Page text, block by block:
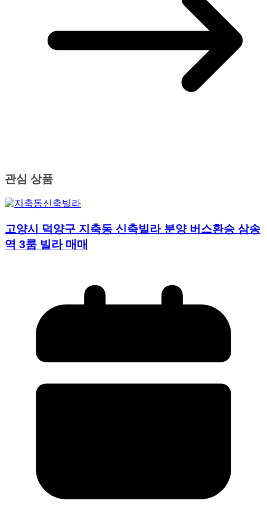
고양시 덕양구 지축동 신축빌라 분양 버스환승 삼송
역 3룸 빌라 매매
2024년 12월 25일